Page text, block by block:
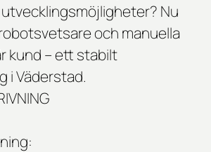
Nu
och manuella
kund – ett stabilt
i Väderstad.